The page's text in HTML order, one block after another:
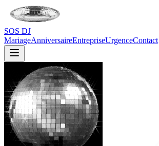
SOS DJ
MariageAnniversaireEntrepriseUrgenceContact